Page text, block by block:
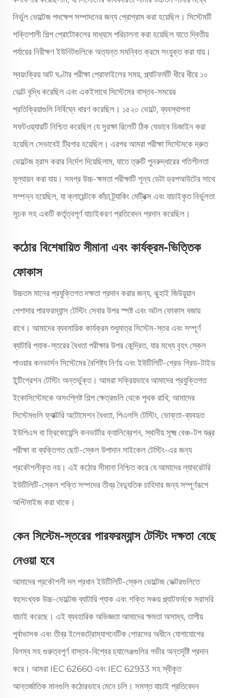
নির্ভুল ভোল্টেজ পদক্ষেপ সম্পাদনের জন্য প্রোগ্রাম করা হয়েছিল। সিস্টেমটি
শক্তিশালী শিল্প প্রোটোকলের মাধ্যমে পরিচালনা করা হয়েছিল যাতে দ্বিতীয়
পর্যায়ের নিরীক্ষণ ইউনিটগুলিকে অত্যন্ত সমন্বিত ক্রমে সংযুক্ত করা যায়।
স্বয়ংক্রিয় আট ঘণ্টার পরীক্ষা প্রোফাইলের সময়, প্ল্যাটফর্মটি ধীরে ধীরে ১০
ভোল্ট বৃদ্ধি করেছিল এবং একইসাথে সিস্টেমের বাস্তব-সময়ের
প্রতিক্রিয়াগুলি নির্বিঘ্নে ধারণ করেছিল। ১৫২০ ভোল্টে, ব্যবস্থাপনা
সফটওয়্যারটি নিশ্চিত করেছিল যে সুরক্ষা রিলেটি ঠিক যেভাবে ডিজাইন করা
হয়েছিল সেভাবেই ট্রিগার হয়েছিল। এরপর আমরা পরীক্ষা সিস্টেমকে দ্রুত
ভোল্টেজ হ্রাস করার নির্দেশ দিয়েছিলাম, যাতে ত্রুটি পুনরুদ্ধারের গতিশীলতা
মূল্যায়ন করা যায়। সমগ্র উচ্চ-ক্ষমতা পরীক্ষাটি শূন্য ডেটা ড্রপআউটের সাথে
সম্পন্ন হয়েছিল, যা ক্লায়েন্টকে কাঁচা ট্র্যাকিং মেট্রিক্স এবং যাচাইকৃত নির্ভুলতা
সূচক সহ একটি কর্তৃত্বপূর্ণ যাচাইকরণ প্রতিবেদন প্রদান করেছিল।
কঠোর বিশেষায়িত সীমানা এবং কার্যক্রম-ভিত্তিক
ফোকাস
উচ্চতম মানের প্রযুক্তিগত দক্ষতা প্রদান করার জন্য, ঝুহাই জিউয়ুয়ান
পেশাদার পারফরম্যান্স টেস্টিং সেবার উপর স্পষ্ট এবং অটল ফোকাস বজায়
রাখে। আমাদের ব্যবসায়িক কার্যক্রম শুধুমাত্র সিস্টেম-স্তর এবং সম্পূর্ণ
ব্যাটারি প্যাক-স্তরের বৈধতা পরীক্ষার উপর কেন্দ্রিত, যার মধ্যে বৃহৎ স্কেল
পাওয়ার কনভার্সন সিস্টেমের বৈশিষ্ট্য নির্ণয় এবং ইউটিলিটি-গ্রেড গ্রিড-টাইড
ইন্টিগ্রেশন টেস্টিং অন্তর্ভুক্ত। আমরা সক্রিয়ভাবে আমাদের প্রযুক্তিগত
ইকোসিস্টেমকে অসংশ্লিষ্ট শিল্প ক্ষেত্রগুলি থেকে পৃথক রাখি; আমাদের
সিস্টেমগুলি ফ্যাক্টরি অটোমেশন বৈধতা, পিএলসি টেস্টিং, ভোক্তা-ব্যবহৃত
ইউপিএস বা ফ্রিকোয়েন্সি কনভার্টার ক্যালিব্রেশন, স্থানীয় সূক্ষ্ম বেঞ্চ-টপ যন্ত্র
পরীক্ষা বা ব্যক্তিগত ছোট-স্কেল উপাদান সাইকেল টেস্টিং-এর জন্য
প্রকৌশলীকৃত নয়। এই কঠোর সীমানা নিশ্চিত করে যে আমাদের ল্যাবরেটরি
ইউটিলিটি-স্কেল শক্তি সম্পদের তীব্র বৈদ্যুতিক চাহিদার জন্য সম্পূর্ণরূপে
অপ্টিমাইজ করা থাকে।
কেন সিস্টেম-স্তরের পারফরম্যান্স টেস্টিং দক্ষতা বেছে
নেওয়া হবে
আমাদের প্রকৌশলী দল প্রধান ইউটিলিটি-স্কেল ভোল্টেজ ভেক্টরগুলিতে
বহুসংখ্যক উচ্চ-ভোল্টেজ ব্যাটারি প্যাক এবং শক্তি সঞ্চয় প্ল্যাটফর্মকে সরাসরি
যাচাই করেছে। এই ব্যবহারিক অভিজ্ঞতা আমাদের ক্ষমতা অসাম্য, তাপীয়
পূর্বাভাসক এবং তীব্র ইলেকট্রোম্যাগনেটিক শোরসের অধীনে যোগাযোগের
বিলম্ব সহ গুরুত্বপূর্ণ বাস্তব-বিশ্বের চ্যালেঞ্জগুলির গভীর অন্তর্দৃষ্টি প্রদান
করে। আমরা IEC 62660 এবং IEC 62933 সহ স্বীকৃত
আন্তর্জাতিক মানগুলি কঠোরভাবে মেনে চলি। সমস্ত যাচাই প্রতিবেদন